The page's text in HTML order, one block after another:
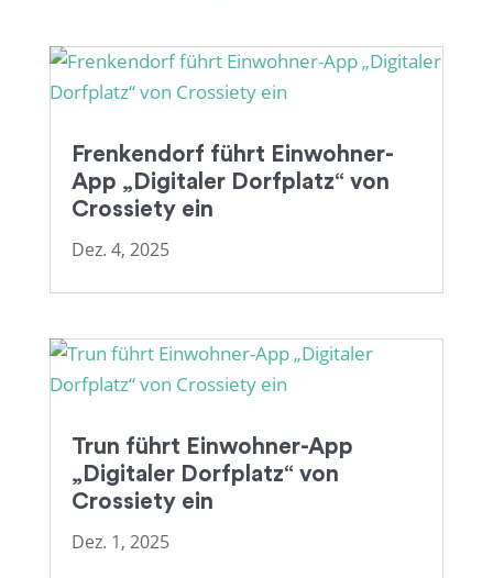
Frenkendorf führt Einwohner-
App „Digitaler Dorfplatz“ von
Crossiety ein
Dez. 4, 2025
Trun führt Einwohner-App
„Digitaler Dorfplatz“ von
Crossiety ein
Dez. 1, 2025